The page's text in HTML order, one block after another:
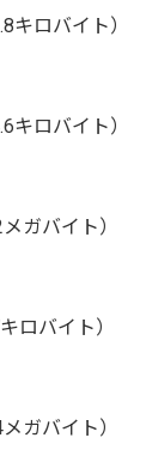
キロバイト）
キロバイト）
ガバイト）
ロバイト）
ガバイト）